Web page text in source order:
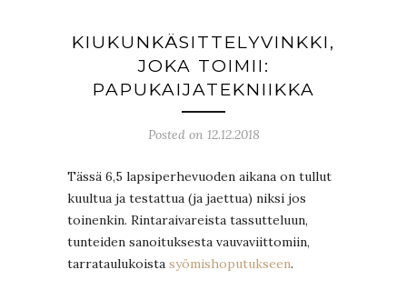
KIUKUNKÄSITTELYVINKKI,
JOKA TOIMII:
PAPUKAIJATEKNIIKKA
Posted on 12.12.2018
Tässä 6,5 lapsiperhevuoden aikana on tullut
kuultua ja testattua (ja jaettua) niksi jos
toinenkin. Rintaraivareista tassutteluun,
tunteiden sanoituksesta vauvaviittomiin,
tarrataulukoista syömishoputukseen.